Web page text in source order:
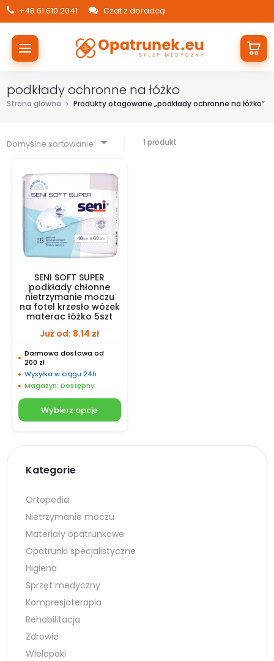
+48 61 610 2041 Czat z doradcą
podkłady ochronne na łóżko
Strona główna Produkty otagowane „podkłady ochronne na łóżko”
Domyślne sortowanie 1 produkt
SENI SOFT SUPER
podkłady chłonne
nietrzymanie moczu
na fotel krzesło wózek
materac łóżko 5szt
Już od: 8.14 zł
Darmowa dostawa od
200 zł
Wysyłka w ciągu 24h
Magazyn: Dostępny
Wybierz opcje
Kategorie
Ortopedia
Nietrzymanie moczu
Materiały opatrunkowe
Opatrunki specjalistyczne
Higiena
Sprzęt medyczny
Kompresjoterapia
Rehabilitacja
Zdrowie
Wielopaki